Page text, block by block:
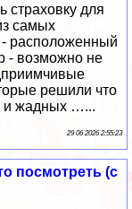
страховку для
самых
расположенный
- возможно не
решили что
и жадных …...
29 06 2026 2:55:23
посмотреть (с